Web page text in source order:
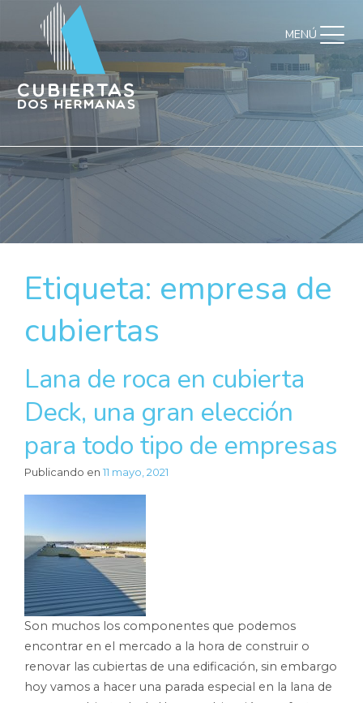
Etiqueta: empresa de
cubiertas
Lana de roca en cubierta
Deck, una gran elección
para todo tipo de empresas
Publicando en 11 mayo, 2021
Son muchos los componentes que podemos
encontrar en el mercado a la hora de construir o
renovar las cubiertas de una edificación, sin embargo
hoy vamos a hacer una parada especial en la lana de
MENÚ